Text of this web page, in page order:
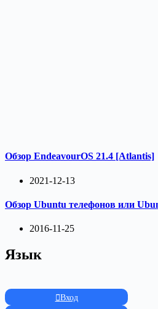
Обзор EndeavourOS 21.4 [Atlantis]
2021-12-13
Обзор Ubuntu телефонов или
2016-11-25
Язык
Вход